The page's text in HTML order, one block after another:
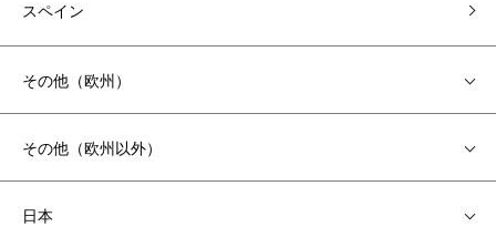
スペイン
その他（欧州）
その他（欧州以外）
日本